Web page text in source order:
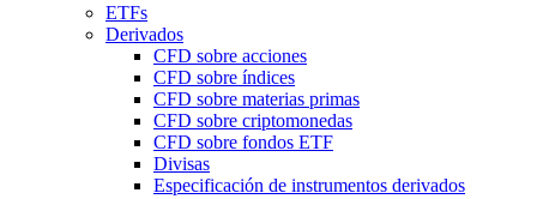
ETFs
Derivados
CFD sobre acciones
CFD sobre índices
CFD sobre materias primas
CFD sobre criptomonedas
CFD sobre fondos ETF
Divisas
Especificación de instrumentos derivados